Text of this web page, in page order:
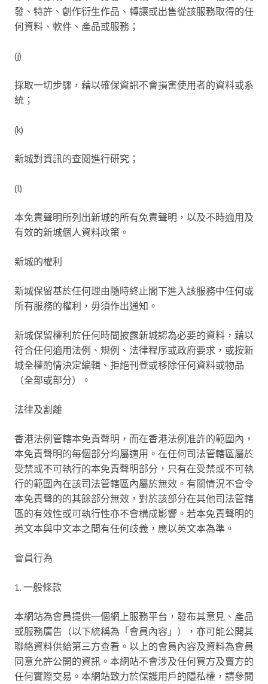
發、特許、創作衍生作品、轉讓或出售從該服務取得的任
何資料、軟件、產品或服務；
(j)
採取一切步驟，藉以確保資訊不會損害使用者的資料或系
統；
(k)
新城對資訊的查閱進行研究；
(l)
本免責聲明所列出新城的所有免責聲明，以及不時適用及
有效的新城個人資料政策。
新城的權利
新城保留基於任何理由隨時終止閣下進入該服務中任何或
所有服務的權利，毋須作出通知。
新城保留權利於任何時間披露新城認為必要的資料，藉以
符合任何適用法例、規例、法律程序或政府要求，或按新
城全權酌情決定編輯、拒絕刊登或移除任何資料或物品
（全部或部分）。
法律及割離
香港法例管轄本免責聲明，而在香港法例准許的範圍內，
本免責聲明的每個部分均屬適用。在任何司法管轄區屬於
受禁或不可執行的本免責聲明部分，只有在受禁或不可執
行的範圍內在該司法管轄區內屬於無效。有關情況不會令
本免責聲的的其餘部分無效，對於該部分在其他司法管轄
區的有效性或可執行性亦不會構成影響。若本免責聲明的
英文本與中文本之間有任何歧義，應以英文本為準。
會員行為
1. 一般條款
本網站為會員提供一個網上服務平台，發布其意見、產品
或服務廣告（以下統稱為「會員內容」），亦可能公開其
聯絡資料供給第三方查看。以上的會員內容及資料為會員
同意允許公開的資訊。本網站不會涉及任何買方及賣方的
任何實際交易。本網站致力於保護用戶的隱私權，請參閱